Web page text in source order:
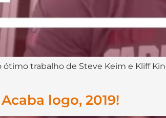
trabalho de Steve Keim e Kliff
logo, 2019!